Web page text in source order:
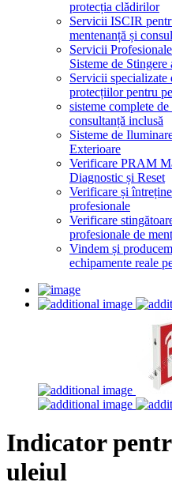
protecția clădirilor
Servicii ISCIR
mentenanță și
Servicii
Sisteme de
Servicii specializate
protecțiilor pentru
sisteme complete
consultanță inclusă
Sisteme de
Exterioare
Verificare PRAM
Diagnostic și Reset
Verificare și
profesionale
Verificare
profesionale de
Vindem și
echipamente reale
Indicator
uleiul